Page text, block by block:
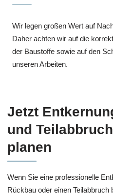
Wir legen großen Wert auf
Daher achten wir auf die
der Baustoffe sowie auf den
unseren Arbeiten.
Jetzt
und
planen
Wenn Sie eine professionelle
Rückbau oder einen